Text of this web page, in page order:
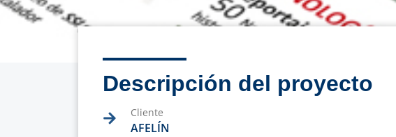
Descripción del proyecto
Cliente
AFELÍN